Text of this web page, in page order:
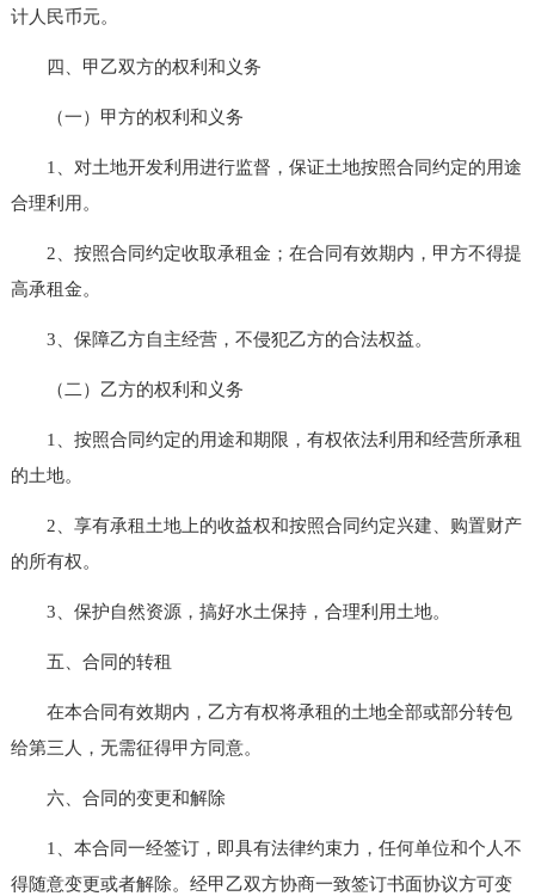
计人民币元。
四、甲乙双方的权利和义务
（一）甲方的权利和义务
1、对土地开发利用进行监督，保证土地按照合同约定的用途
合理利用。
2、按照合同约定收取承租金；在合同有效期内，甲方不得提
高承租金。
3、保障乙方自主经营，不侵犯乙方的合法权益。
（二）乙方的权利和义务
1、按照合同约定的用途和期限，有权依法利用和经营所承租
的土地。
2、享有承租土地上的收益权和按照合同约定兴建、购置财产
的所有权。
3、保护自然资源，搞好水土保持，合理利用土地。
五、合同的转租
在本合同有效期内，乙方有权将承租的土地全部或部分转包
给第三人，无需征得甲方同意。
六、合同的变更和解除
1、本合同一经签订，即具有法律约束力，任何单位和个人不
得随意变更或者解除。经甲乙双方协商一致签订书面协议方可变